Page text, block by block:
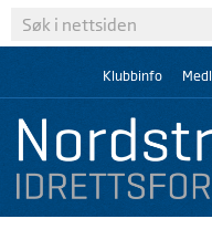
Klubbinfo